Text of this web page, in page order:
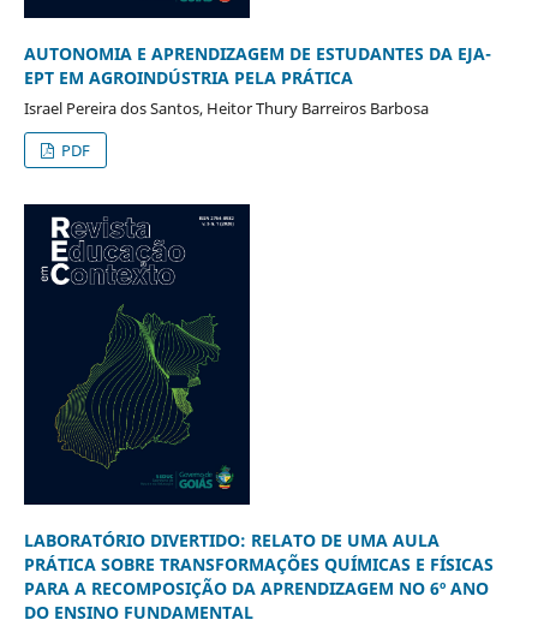
AUTONOMIA E APRENDIZAGEM DE ESTUDANTES DA EJA-
EPT EM AGROINDÚSTRIA PELA PRÁTICA
Israel Pereira dos Santos, Heitor Thury Barreiros Barbosa
PDF
LABORATÓRIO DIVERTIDO: RELATO DE UMA AULA
PRÁTICA SOBRE TRANSFORMAÇÕES QUÍMICAS E FÍSICAS
PARA A RECOMPOSIÇÃO DA APRENDIZAGEM NO 6º ANO
DO ENSINO FUNDAMENTAL